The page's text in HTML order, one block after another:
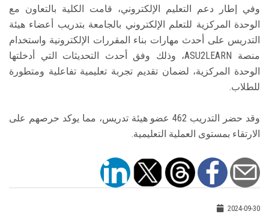
وفي إطار دعم التعليم الإلكتروني، قامت الكلية بالتعاون مع
الوحدة المركزية للتعلم الإلكتروني بالجامعة بتدريب أعضاء هيئة
التدريس على أحدث مهارات بناء المقررات الإلكترونية واستخدام
منصة ASU2LEARN، وذلك وفق أحدث التحديثات التي أدخلتها
الوحدة المركزية، لضمان تقديم تجربة تعليمية تفاعلية ومتطورة
للطلاب.
وقد حضر التدريب 462 عضو هيئة تدريس، مما يوكد حرصهم على
الارتقاء بمستوى العملية التعليمية.
2024-09-30